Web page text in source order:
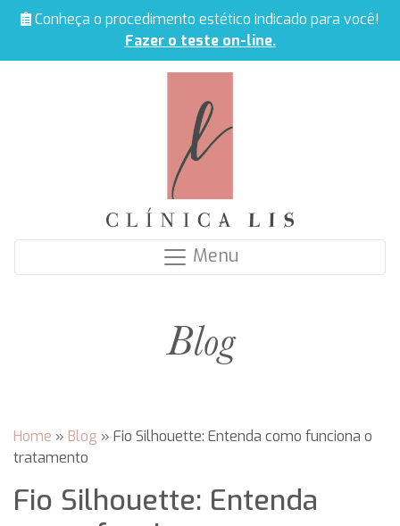
Conheça o procedimento estético indicado para você!
Fazer o teste on-line.
Menu
Blog
Home » Blog » Fio Silhouette: Entenda como funciona o
tratamento
Fio Silhouette: Entenda